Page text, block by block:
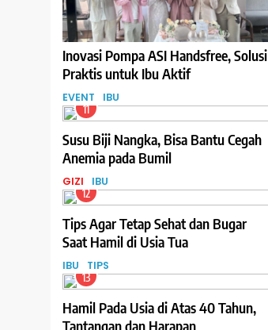
Inovasi Pompa ASI Handsfree, Solusi
Praktis untuk Ibu Aktif
EVENT IBU
11
Susu Biji Nangka, Bisa Bantu Cegah
Anemia pada Bumil
GIZI IBU
12
Tips Agar Tetap Sehat dan Bugar
Saat Hamil di Usia Tua
IBU TIPS
13
Hamil Pada Usia di Atas 40 Tahun,
Tantangan dan Harapan